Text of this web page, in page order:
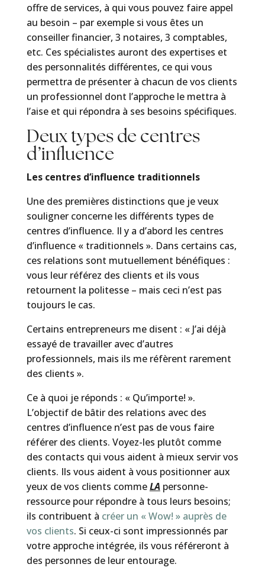
offre de services, à qui vous pouvez faire appel
au besoin – par exemple si vous êtes un
conseiller financier, 3 notaires, 3 comptables,
etc. Ces spécialistes auront des expertises et
des personnalités différentes, ce qui vous
permettra de présenter à chacun de vos clients
un professionnel dont l’approche le mettra à
l’aise et qui répondra à ses besoins spécifiques.
Deux types de centres
d’influence
Les centres d’influence traditionnels
Une des premières distinctions que je veux
souligner concerne les différents types de
centres d’influence. Il y a d’abord les centres
d’influence « traditionnels ». Dans certains cas,
ces relations sont mutuellement bénéfiques :
vous leur référez des clients et ils vous
retournent la politesse – mais ceci n’est pas
toujours le cas.
Certains entrepreneurs me disent : « J’ai déjà
essayé de travailler avec d’autres
professionnels, mais ils me réfèrent rarement
des clients ».
Ce à quoi je réponds : « Qu’importe! ».
L’objectif de bâtir des relations avec des
centres d’influence n’est pas de vous faire
référer des clients. Voyez-les plutôt comme
des contacts qui vous aident à mieux servir vos
clients. Ils vous aident à vous positionner aux
yeux de vos clients commeLA personne-
ressource pour répondre à tous leurs besoins;
ils contribuent à créer un « Wow! » auprès de
vos clients. Si ceux-ci sont impressionnés par
votre approche intégrée, ils vous référeront à
des personnes de leur entourage.